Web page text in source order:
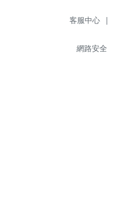
客服中心 |
網路安全